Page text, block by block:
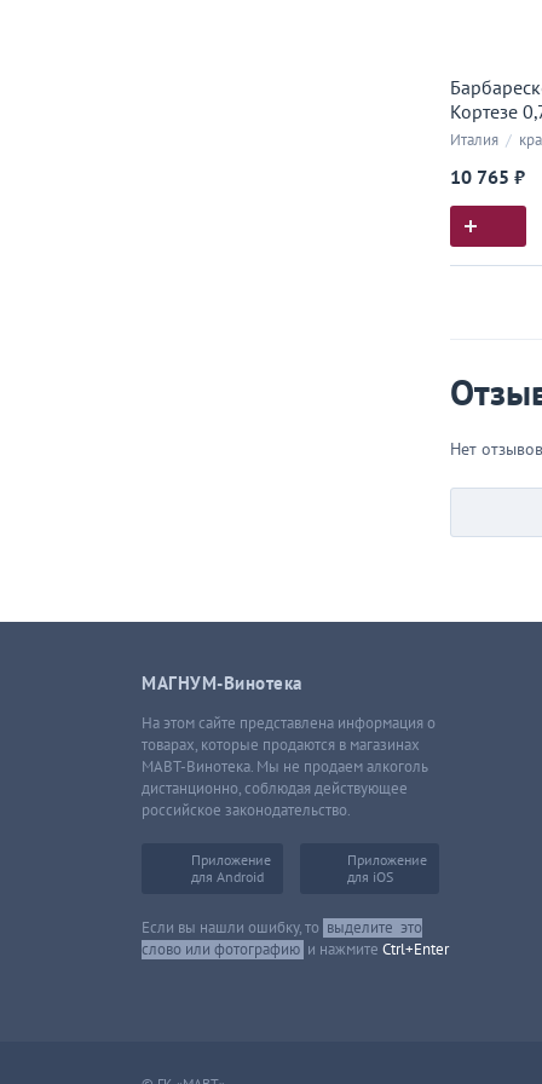
Кортезе
Италия /
10 765 ₽
Нет отзывов
МАГНУМ-Винотека
На этом сайте представлена информация о
товарах, которые продаются в магазинах
МАВТ-Винотека. Мы не продаем алкоголь
дистанционно, соблюдая действующее
российское законодательство.
Приложение
для Android
Приложение
для iOS
Если вы нашли ошибку, то выделите это
слово или фотографию и нажмите Ctrl+Enter